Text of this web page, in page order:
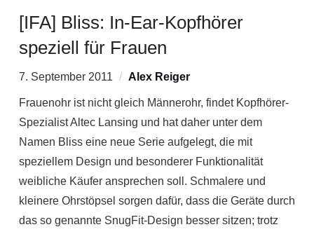
[IFA] Bliss: In-Ear-Kopfhörer
speziell für Frauen
7. September 2011 Alex Reiger
Frauenohr ist nicht gleich Männerohr, findet Kopfhörer-
Spezialist Altec Lansing und hat daher unter dem
Namen Bliss eine neue Serie aufgelegt, die mit
speziellem Design und besonderer Funktionalität
weibliche Käufer ansprechen soll. Schmalere und
kleinere Ohrstöpsel sorgen dafür, dass die Geräte durch
das so genannte SnugFit-Design besser sitzen; trotz